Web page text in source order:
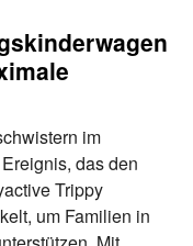
im
das den
Trippy
um Familien in